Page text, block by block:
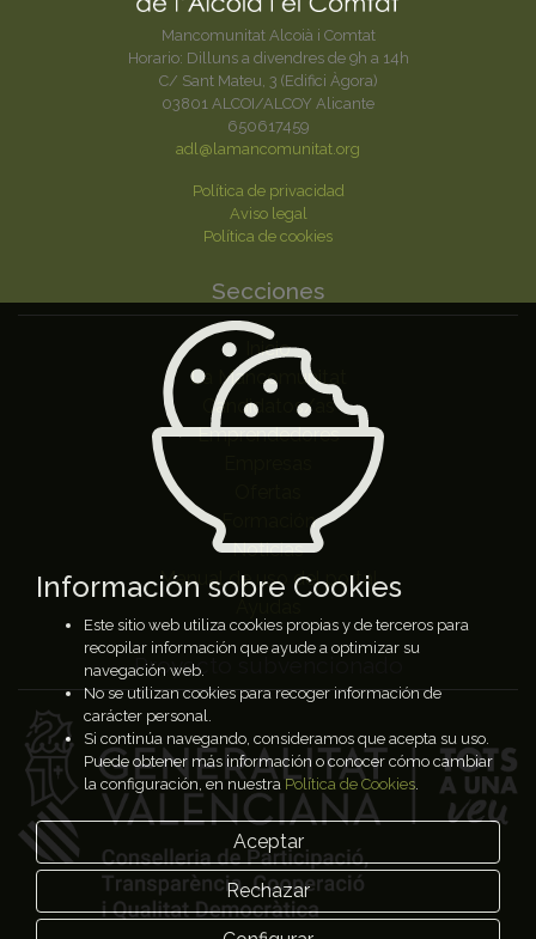
Mancomunitat Alcoià i Comtat
Horario: Dilluns a divendres de 9h a 14h
C/ Sant Mateu, 3 (Edifici Àgora)
03801 ALCOI/ALCOY Alicante
650617459
adl@lamancomunitat.org
Política de privacidad
Aviso legal
Política de cookies
Secciones
Inicio
La Mancomunitat
Candidatos/as
Emprendedores
Formación
Noticias
Manual de uso del portal
Proyecto subvencionado
Información sobre Cookies
Este sitio web utiliza cookies propias y de terceros para
recopilar información que ayude a optimizar su
navegación web.
No se utilizan cookies para recoger información de
carácter personal.
Si continúa navegando, consideramos que acepta su uso.
Puede obtener más información o conocer cómo cambiar
la configuración, en nuestraPolítica de Cookies.
Aceptar
Rechazar